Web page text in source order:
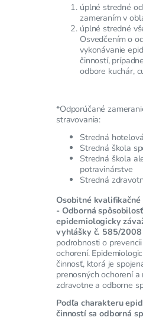
úplné stredné
zameraním v
úplné stredné
Osvedčením o
vykonávanie
činností,
odbore kuchár,
*Odporúčané
stravovania:
Stredná
Stredná škola
Stredná škola
potravinárstve
Stredná
Osobitné
- Odborná
epidemiologicky
vyhlášky č. 585/2008
podrobnosti o
ochorení.
činnosť, ktorá je
prenosných ochorení
zdravotne a odborne
Podľa charakteru
činností sa odborná